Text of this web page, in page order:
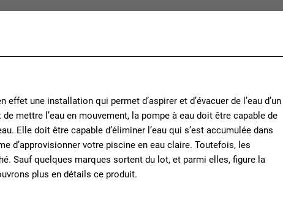
une installation qui permet d’aspirer et d’évacuer de l’eau d’un
mettre l’eau en mouvement, la pompe à eau doit être capable de
Elle doit être capable d’éliminer l’eau qui s’est accumulée dans
d’approvisionner votre piscine en eau claire. Toutefois, les
Sauf quelques marques sortent du lot, et parmi elles, figure la
plus en détails ce produit.